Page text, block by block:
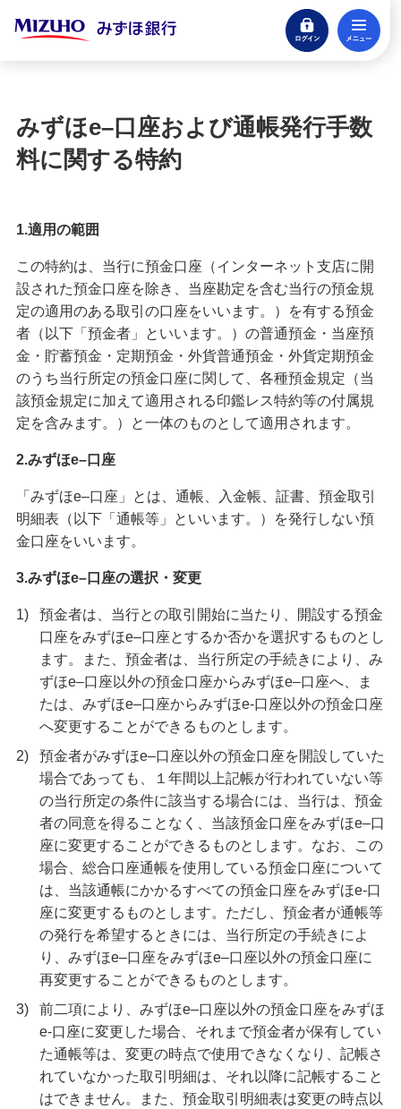
ログイン
閉じる
口座開設
来店不要・スマホで完結
クレジットカード・デビット
ローン
住宅ローン・カードローン
貯める・増やす
預金・NISA・資産運用
備える
相続・保険
生涯学習
お客さまサポート
みずほ銀行について
みずほe–口座および通帳発行手数
料に関する特約
1.適用の範囲
この特約は、当行に預金口座（インターネット支店に開
設された預金口座を除き、当座勘定を含む当行の預金規
定の適用のある取引の口座をいいます。）を有する預金
者（以下「預金者」といいます。）の普通預金・当座預
金・貯蓄預金・定期預金・外貨普通預金・外貨定期預金
のうち当行所定の預金口座に関して、各種預金規定（当
該預金規定に加えて適用される印鑑レス特約等の付属規
定を含みます。）と一体のものとして適用されます。
2.みずほe–口座
「みずほe–口座」とは、通帳、入金帳、証書、預金取引
明細表（以下「通帳等」といいます。）を発行しない預
金口座をいいます。
3.みずほe–口座の選択・変更
1)
預金者は、当行との取引開始に当たり、開設する預金
口座をみずほe–口座とするか否かを選択するものとし
ます。また、預金者は、当行所定の手続きにより、み
ずほe–口座以外の預金口座からみずほe–口座へ、ま
たは、みずほe–口座からみずほe-口座以外の預金口座
へ変更することができるものとします。
2)
預金者がみずほe–口座以外の預金口座を開設していた
場合であっても、１年間以上記帳が行われていない等
の当行所定の条件に該当する場合には、当行は、預金
者の同意を得ることなく、当該預金口座をみずほe–口
座に変更することができるものとします。なお、この
場合、総合口座通帳を使用している預金口座について
は、当該通帳にかかるすべての預金口座をみずほe-口
座に変更するものとします。ただし、預金者が通帳等
の発行を希望するときには、当行所定の手続きによ
り、みずほe–口座をみずほe–口座以外の預金口座に
再変更することができるものとします。
3)
前二項により、みずほe–口座以外の預金口座をみずほ
e-口座に変更した場合、それまで預金者が保有してい
た通帳等は、変更の時点で使用できなくなり、記帳さ
れていなかった取引明細は、それ以降に記帳すること
はできません。また、預金取引明細表は変更の時点以